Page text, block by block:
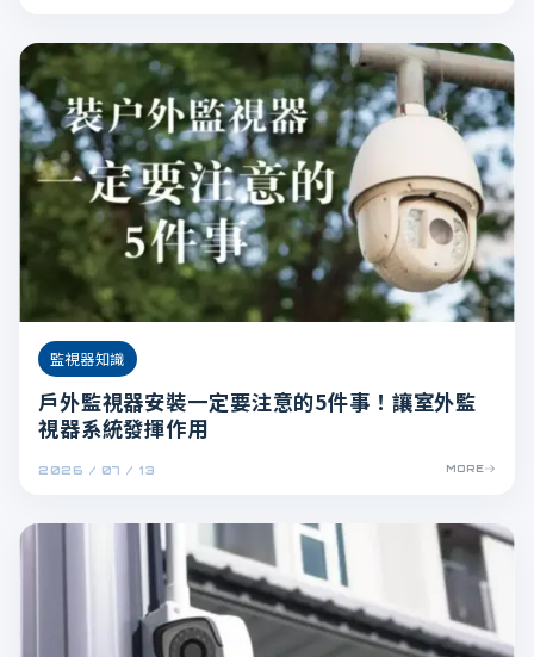
2026 / 07 / 13
監視器知識
戶外監視器安裝一定要注意的5件事！讓室外監
視器系統發揮作用
MORE